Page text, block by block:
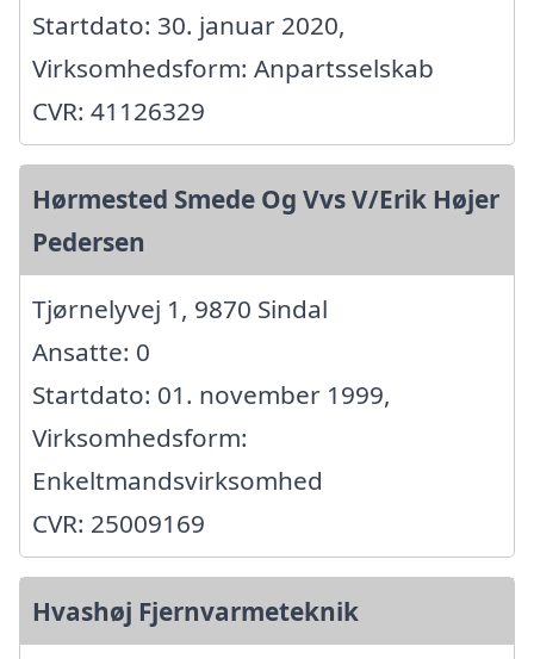
Startdato: 30. januar 2020,
Virksomhedsform: Anpartsselskab
CVR: 41126329
Hørmested Smede Og Vvs V/Erik Højer
Pedersen
Tjørnelyvej 1, 9870 Sindal
Ansatte: 0
Startdato: 01. november 1999,
Virksomhedsform:
Enkeltmandsvirksomhed
CVR: 25009169
Hvashøj Fjernvarmeteknik